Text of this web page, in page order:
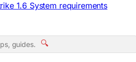
1.6 System requirements
🔍